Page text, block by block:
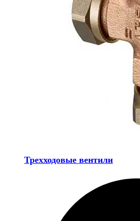
Трехходовые вентили